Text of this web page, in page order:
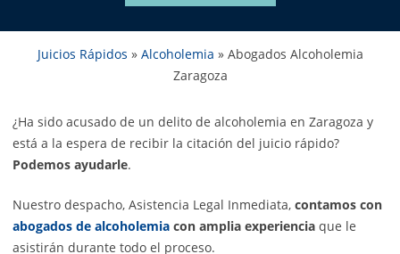
Juicios Rápidos » Alcoholemia » Abogados Alcoholemia
Zaragoza
¿Ha sido acusado de un delito de alcoholemia en Zaragoza y
está a la espera de recibir la citación del juicio rápido?
Podemos ayudarle.
Nuestro despacho, Asistencia Legal Inmediata, contamos con
abogados de alcoholemia con amplia experiencia que le
asistirán durante todo el proceso.